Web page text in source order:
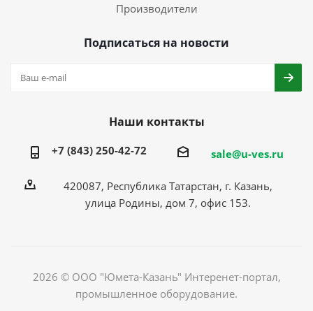
Производители
Подписаться на новости
Наши контакты
+7 (843) 250-42-72 sale@u-ves.ru
420087, Республика Татарстан, г. Казань,
улица Родины, дом 7, офис 153.
2026 © ООО "Юмета-Казань" Интеренет-портал,
промышленное оборудование.